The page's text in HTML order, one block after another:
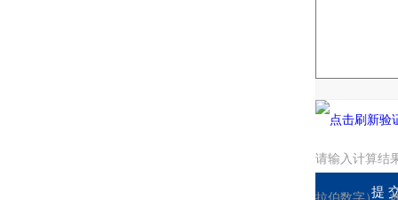
请输入计算结